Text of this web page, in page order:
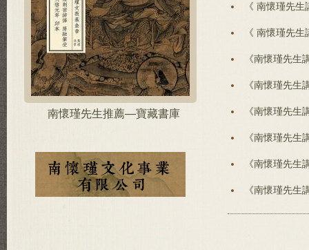
南懷瑾先生推薦—寶藏書庫
《 南懷瑾先
《 南懷瑾先
《南懷瑾先生
《南懷瑾先生
《南懷瑾先生
《南懷瑾先生
《南懷瑾先生
《南懷瑾先生